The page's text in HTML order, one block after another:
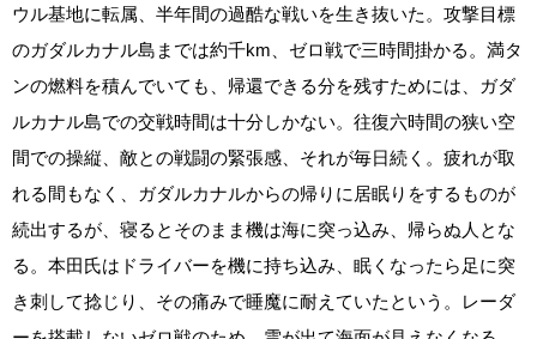
ウル基地に転属、半年間の過酷な戦いを生き抜いた。攻撃目標
のガダルカナル島までは約千km、ゼロ戦で三時間掛かる。満タ
ンの燃料を積んでいても、帰還できる分を残すためには、ガダ
ルカナル島での交戦時間は十分しかない。往復六時間の狭い空
間での操縦、敵との戦闘の緊張感、それが毎日続く。疲れが取
れる間もなく、ガダルカナルからの帰りに居眠りをするものが
続出するが、寝るとそのまま機は海に突っ込み、帰らぬ人とな
る。本田氏はドライバーを機に持ち込み、眠くなったら足に突
き刺して捻じり、その痛みで睡魔に耐えていたという。レーダ